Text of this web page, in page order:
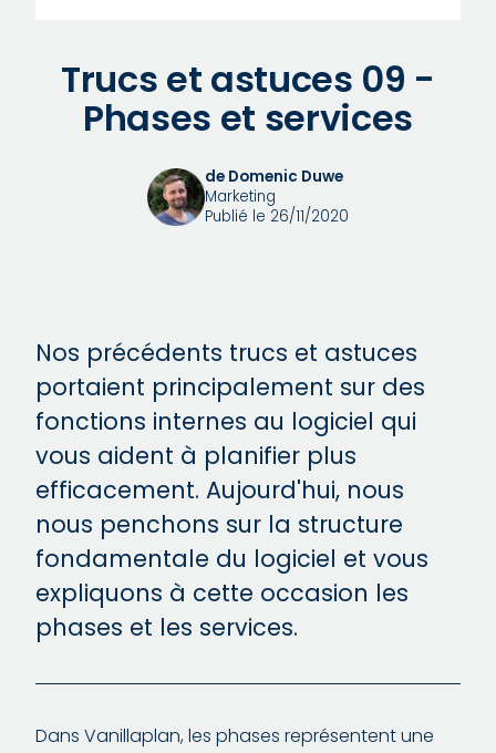
Trucs et astuces 09 -
Phases et services
de Domenic Duwe
Marketing
Publié le 26/11/2020
Nos précédents trucs et astuces
portaient principalement sur des
fonctions internes au logiciel qui
vous aident à planifier plus
efficacement. Aujourd'hui, nous
nous penchons sur la structure
fondamentale du logiciel et vous
expliquons à cette occasion les
phases et les services.
Dans Vanillaplan, les phases représentent une